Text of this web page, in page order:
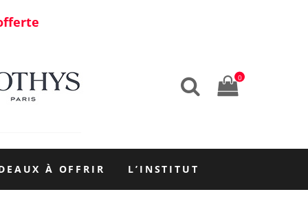
0
À OFFRIR L’INSTITUT